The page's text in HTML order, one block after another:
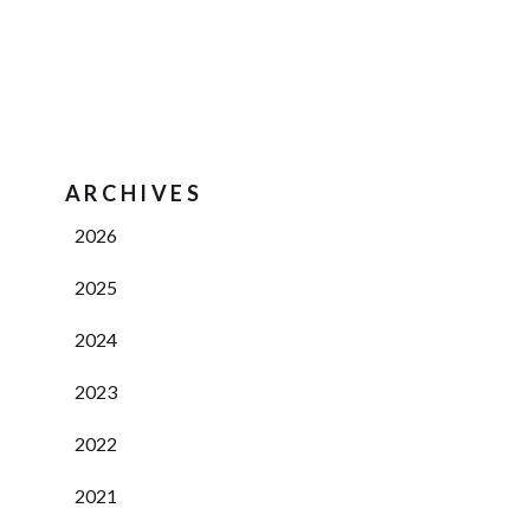
ARCHIVES
2026
2025
2024
2023
2022
2021